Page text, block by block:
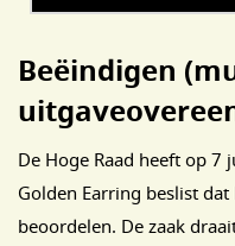
Beëindigen
De Hoge Raad heeft op 7
Golden Earring beslist
beoordelen. De zaak